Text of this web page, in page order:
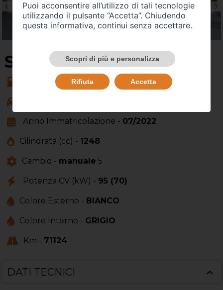
SU QUEST'AUTO
Alimentazione -gasolio
Anno Immatricolazione - 07/2022
Cilindrata (cc) - 1248
Cambio - manuale 5
Potenza CV (kW) - 95 (70)
Colore Esterno - BIANCO
Colore Interno - GRIGIO
Km - 71124
DATI TECNICI
Puoi acconsentire all’utilizzo di tali tecnologie
utilizzando il pulsante “Accetta”. Chiudendo
questa informativa, continui senza accettare.
Scopri di più e personalizza
Rifiuta Accetta